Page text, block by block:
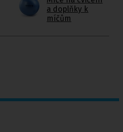
a doplňky k
míčům